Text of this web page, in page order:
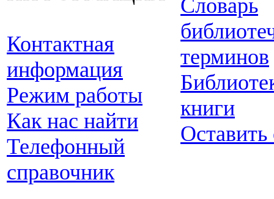
Контактная
информация
Режим работы
Как нас найти
Телефонный
справочник
Словарь
терминов
книги
Оставить